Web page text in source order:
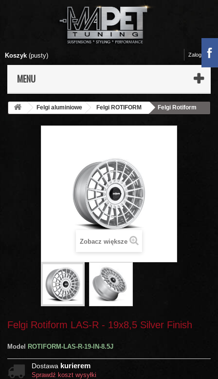
Koszyk (pusty)
MENU
Zaloguj się
Felgi aluminiowe Felgi ROTIFORM
Felgi Rotiform
Zobacz większe
Felgi Rotiform LAS-R - 19x8,5 Silver Finish
Model ROTIFORM-LAS-R-19-IN-8.5J
Dostawa kurierem
Sprawdź koszt wysyłki